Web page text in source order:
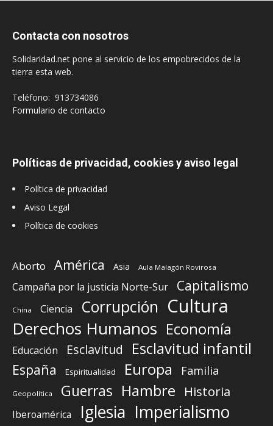
Contacta con nosotros
Solidaridad.net pone al servicio de los empobrecidos de la
tierra esta web.
Teléfono: 913734086
Formulario de contacto
Políticas de privacidad, cookies y aviso legal
Política de privacidad
Aviso Legal
Política de cookies
Aborto América Asia Aula Malagón Rovirosa
Campaña por la justicia Norte-Sur Capitalismo
China Ciencia Corrupción Cultura
Derechos Humanos Economía
Educación Esclavitud Esclavitud infantil
España Espiritualidad Europa Familia
Geopolítica Guerras Hambre Historia
Iberoamérica Iglesia Imperialismo